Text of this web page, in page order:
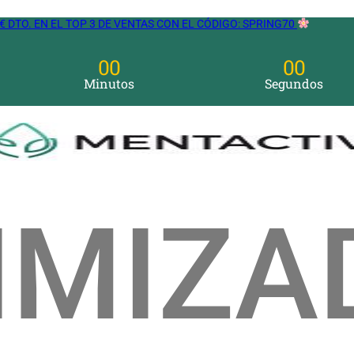
DTO. EN EL TOP 3 DE VENTAS CON EL CÓDIGO: SPRING70
00
Minutos
00
Segundos